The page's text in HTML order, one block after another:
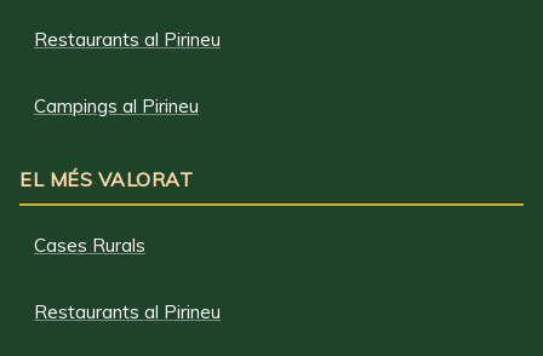
Restaurants al Pirineu
Campings al Pirineu
EL MÉS VALORAT
Cases Rurals
Restaurants al Pirineu